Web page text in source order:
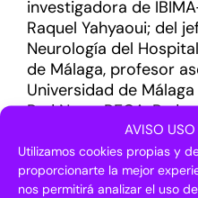
AVISO
Utilizamos cookies propias y
proporcionarte la mejor
nos permitirá analizar el uso
investigadora de
Raquel Yahyaoui; del
Neurología del
de Málaga, profesor
Universidad de
Red NeuroRECA,
Área de Compra
Protección y
y Salud, Carlos